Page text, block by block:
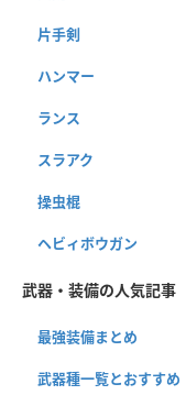
片手剣
ハンマー
ランス
スラアク
操虫棍
ヘビィボウガン
武器・装備の人気記事
最強装備まとめ
武器種一覧とおすすめ